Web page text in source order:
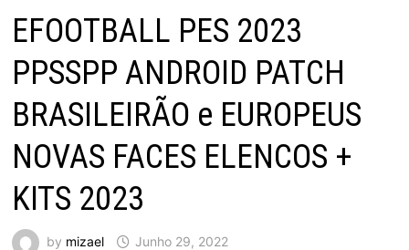
EFOOTBALL PES 2023
PPSSPP ANDROID PATCH
BRASILEIRÃO e EUROPEUS
NOVAS FACES ELENCOS +
KITS 2023
by mizael Junho 29, 2022